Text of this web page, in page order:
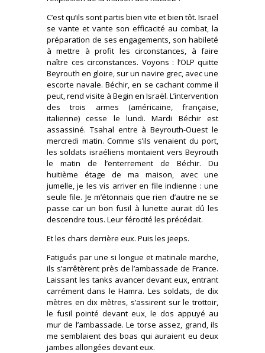
C’est qu’ils sont partis bien vite et bien tôt. Israël
se vante et vante son efficacité au combat, la
préparation de ses engagements, son habileté
à mettre à profit les circonstances, à faire
naître ces circonstances. Voyons : l’OLP quitte
Beyrouth en gloire, sur un navire grec, avec une
escorte navale. Béchir, en se cachant comme il
peut, rend visite à Begin en Israël. L’intervention
des trois armes (américaine, française,
italienne) cesse le lundi. Mardi Béchir est
assassiné. Tsahal entre à Beyrouth-Ouest le
mercredi matin. Comme s’ils venaient du port,
les soldats israéliens montaient vers Beyrouth
le matin de l’enterrement de Béchir. Du
huitième étage de ma maison, avec une
jumelle, je les vis arriver en file indienne : une
seule file. Je m’étonnais que rien d’autre ne se
passe car un bon fusil à lunette aurait dû les
descendre tous. Leur férocité les précédait.
Et les chars derrière eux. Puis les jeeps.
Fatigués par une si longue et matinale marche,
ils s’arrêtèrent près de l’ambassade de France.
Laissant les tanks avancer devant eux, entrant
carrément dans le Hamra. Les soldats, de dix
mètres en dix mètres, s’assirent sur le trottoir,
le fusil pointé devant eux, le dos appuyé au
mur de l’ambassade. Le torse assez, grand, ils
me semblaient des boas qui auraient eu deux
jambes allongées devant eux.